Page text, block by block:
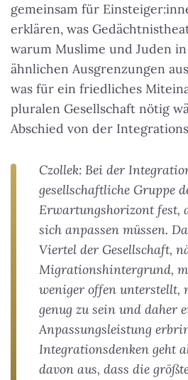
gemeinsam für
erklären, was
warum Muslime und Juden
ähnlichen Ausgrenzungen
was für ein friedliches
pluralen Gesellschaft nötig
Abschied von der
Czollek: Bei der
gesellschaftliche Gruppe
Erwartungshorizont fest,
sich anpassen müssen.
Viertel der Gesellschaft,
Migrationshintergrund,
weniger offen unterstellt,
genug zu sein und daher
Anpassungsleistung
Integrationsdenken geht
davon aus, dass die